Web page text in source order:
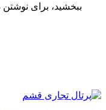
ببخشید، برای نوشتن